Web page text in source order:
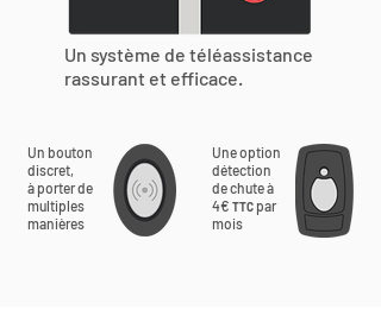
Un système de téléassistance
rassurant et efficace.
Un bouton
discret,
à porter de
multiples
manières
Une option
détection
de chute à
4€ TTC par
mois